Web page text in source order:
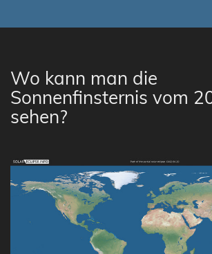
Wo kann man die
Sonnenfinsternis vom
sehen?